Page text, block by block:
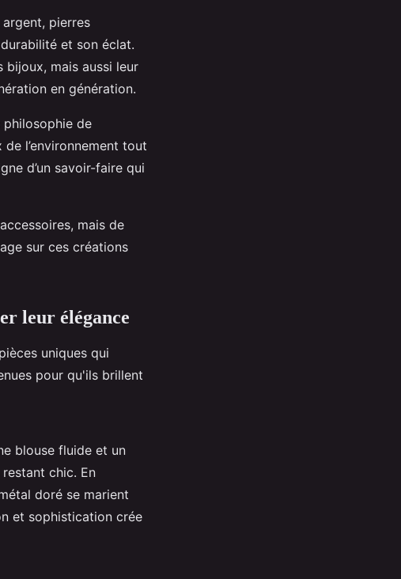
pierres
et son éclat.
bijoux, mais aussi leur
en génération.
philosophie de
l’environnement tout
d’un savoir-faire qui
mais de
sur ces créations
leur élégance
uniques qui
pour qu'ils brillent
blouse fluide et un
chic. En
doré se marient
et sophistication crée